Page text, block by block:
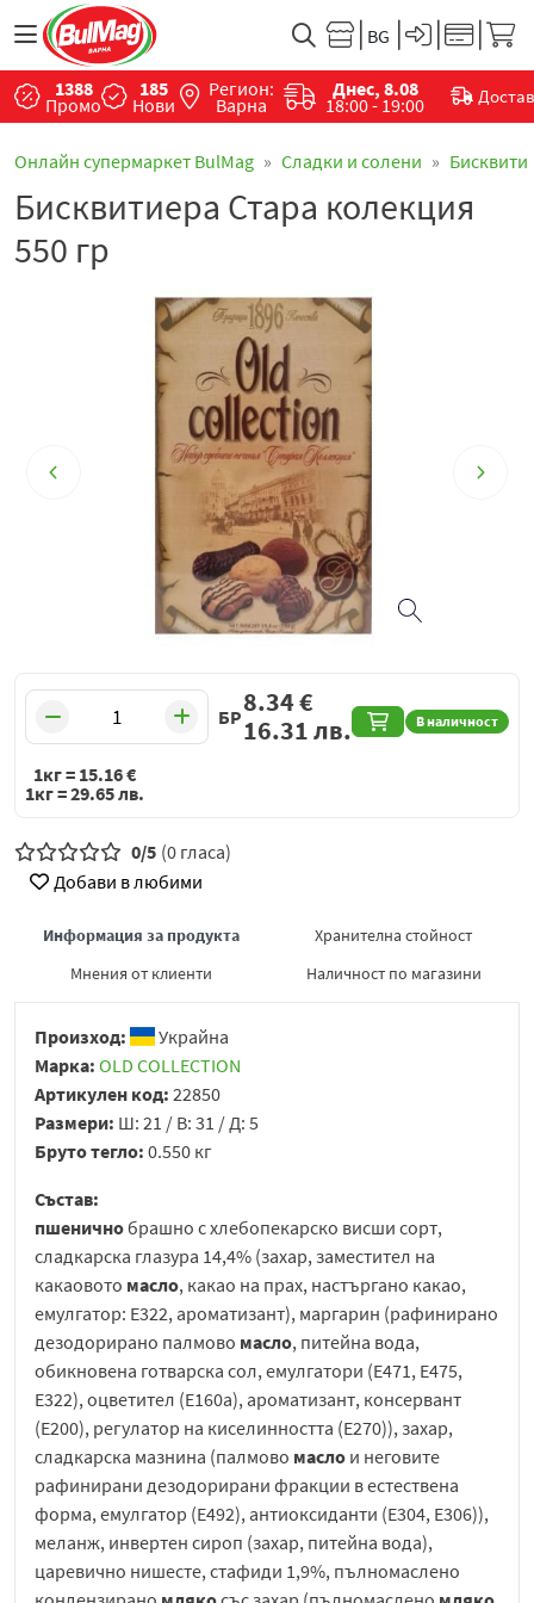
1388
Промо
185
Нови
Регион:
Варна
Днес, 8.08
18:00 - 19:00
Онлайн супермаркет BulMag Сладки и солени Бисквити
Бисквитиера Стара колекция
550 гр
БР В наличност
8.34€
16.31лв.
1кг = 15.16€
1кг =29.65лв.
0/5 (0 гласа)
Добави в любими
Информация за продукта
Хранителна стойност
Мнения от клиенти
Наличност по магазини
Произход:
Украйна
Марка: OLD COLLECTION
Артикулен код: 22850
Размери: Ш: 21 / В: 31 / Д: 5
Бруто тегло: 0.550 кг
Състав:
пшеничнобрашно с хлебопекарско висши сорт,
сладкарска глазура 14,4% (захар, заместител на
какаовото масло, какао на прах, настъргано какао,
емулгатор: E322, ароматизант), маргарин (рафинирано
дезодорирано палмово масло, питейна вода,
обикновена готварска сол, емулгатори (E471, E475,
E322), оцветител (E160a), ароматизант, консервант
(E200), регулатор на киселинността (E270)), захар,
сладкарска мазнина (палмово масло и неговите
рафинирани дезодорирани фракции в естествена
форма, емулгатор (E492), антиоксиданти (E304, E306)),
меланж, инвертен сироп (захар, питейна вода),
царевично нишесте, стафиди 1,9%, пълномаслено